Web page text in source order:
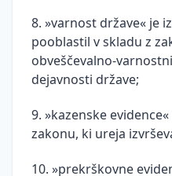
8. »varnost države« je
pooblastil v skladu z
obveščevalno-
dejavnosti države;
9. »kazenske
zakonu, ki ureja
10. »prekrškovne